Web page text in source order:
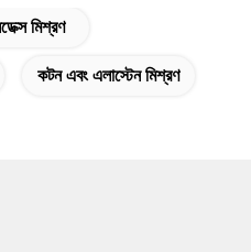
মিশ্রণ
কটন এবং এলাস্টেন মিশ্রণ